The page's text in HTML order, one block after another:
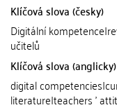
Klíčová slova (česky)
Digitální
učitelů
Klíčová slova (anglicky)
digital
literature|teachers '